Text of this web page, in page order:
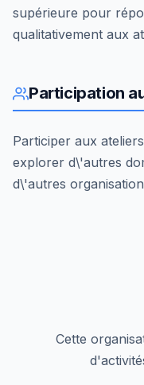
supérieure pour
qualitativement aux
Participation
Participer aux
explorer d\'autres
d\'autres organisation
Cette